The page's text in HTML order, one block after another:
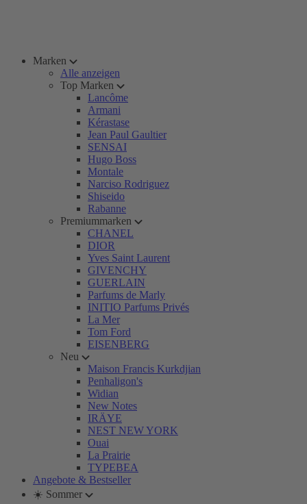
Marken
Alle anzeigen
Top Marken
Lancôme
Armani
Kérastase
Jean Paul Gaultier
SENSAI
Hugo Boss
Montale
Narciso Rodriguez
Shiseido
Rabanne
Premiummarken
CHANEL
DIOR
Yves Saint Laurent
GIVENCHY
GUERLAIN
Parfums de Marly
INITIO Parfums Privés
La Mer
Tom Ford
EISENBERG
Neu
Maison Francis Kurkdjian
Penhaligon's
Widian
New Notes
IRÄYE
NEST NEW YORK
Ouai
La Prairie
TYPEBEA
Angebote & Bestseller
☀️ Sommer